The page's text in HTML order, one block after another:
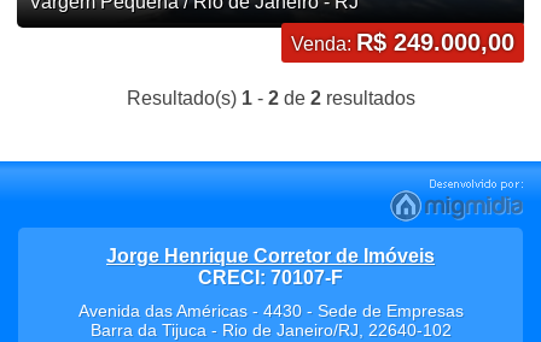
Venda: R$ 249.000,00
Resultado(s) 1- 2de 2resultados
Jorge Henrique Corretor de Imóveis
CRECI: 70107-F
Avenida das Américas - 4430 - Sede de Empresas
Barra da Tijuca- Rio de Janeiro/RJ, 22640-102